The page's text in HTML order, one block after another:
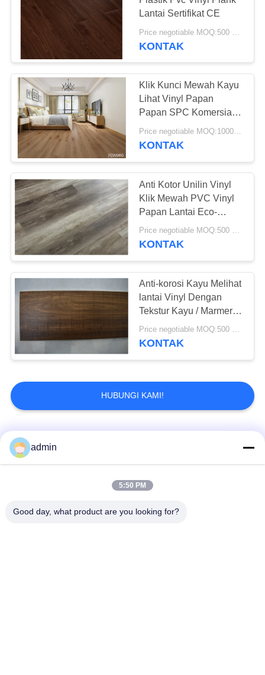
Lantai Sertifikat CE
KONTAK
Klik Kunci Mewah Kayu
Lihat Vinyl Papan
Papan SPC Komersial
Mewah Vinyl Tile
Price negotiable MOQ:1000 Meter Persegi
KONTAK
Anti Kotor Unilin Vinyl
Klik Mewah PVC Vinyl
Papan Lantai Eco-
Friendly
Price negotiable MOQ:500 meter persegi
KONTAK
Anti-korosi Kayu Melihat
lantai Vinyl Dengan
Tekstur Kayu / Marmer /
Karpet
Price negotiable MOQ:500 meter persegi
KONTAK
HUBUNGI KAMI!
Bad Request
Lantai ubin vinil
admin
5:50 PM
Good day, what product are you looking for?